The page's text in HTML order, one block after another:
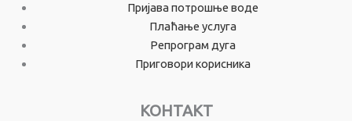
Пријава потрошње воде
Плаћање услуга
Репрограм дуга
Приговори корисника
КОНТАКТ